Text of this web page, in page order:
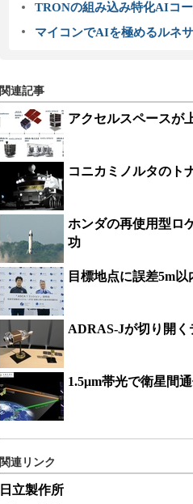
TRONの組み込み特化AIコ
マイコンでAIを極めるルネ
関連記事
アクセルスペースが
コニカミノルタのト
ホンダの再使用型ロ
功
目標地点に誤差5m
ADRAS-Jが切り開
1.5μm帯光で衛星間
関連リンク
日立製作所